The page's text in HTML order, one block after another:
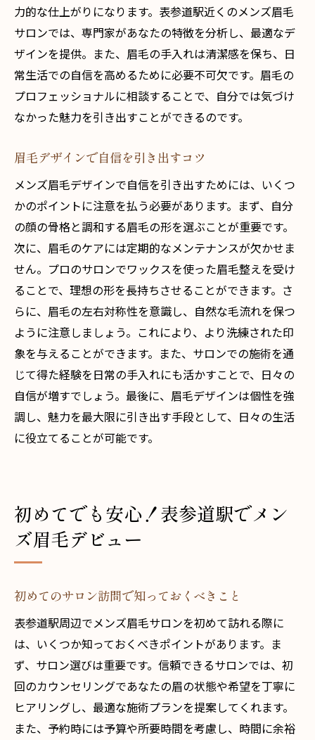
力的な仕上がりになります。表参道駅近くのメンズ眉毛
サロンでは、専門家があなたの特徴を分析し、最適なデ
ザインを提供。また、眉毛の手入れは清潔感を保ち、日
常生活での自信を高めるために必要不可欠です。眉毛の
プロフェッショナルに相談することで、自分では気づけ
なかった魅力を引き出すことができるのです。
眉毛デザインで自信を引き出すコツ
メンズ眉毛デザインで自信を引き出すためには、いくつ
かのポイントに注意を払う必要があります。まず、自分
の顔の骨格と調和する眉毛の形を選ぶことが重要です。
次に、眉毛のケアには定期的なメンテナンスが欠かせま
せん。プロのサロンでワックスを使った眉毛整えを受け
ることで、理想の形を長持ちさせることができます。さ
らに、眉毛の左右対称性を意識し、自然な毛流れを保つ
ように注意しましょう。これにより、より洗練された印
象を与えることができます。また、サロンでの施術を通
じて得た経験を日常の手入れにも活かすことで、日々の
自信が増すでしょう。最後に、眉毛デザインは個性を強
調し、魅力を最大限に引き出す手段として、日々の生活
に役立てることが可能です。
初めてでも安心！表参道駅でメン
ズ眉毛デビュー
初めてのサロン訪問で知っておくべきこと
表参道駅周辺でメンズ眉毛サロンを初めて訪れる際に
は、いくつか知っておくべきポイントがあります。ま
ず、サロン選びは重要です。信頼できるサロンでは、初
回のカウンセリングであなたの眉の状態や希望を丁寧に
ヒアリングし、最適な施術プランを提案してくれます。
また、予約時には予算や所要時間を考慮し、時間に余裕